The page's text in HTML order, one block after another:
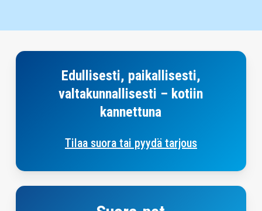
Edullisesti, paikallisesti,
valtakunnallisesti – kotiin
kannettuna
Tilaa suora tai pyydä tarjous
kampanjasuunnittelutyökalu